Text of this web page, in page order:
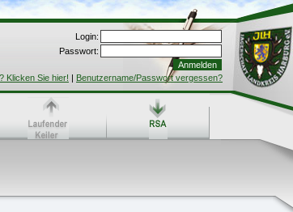
Login:
Passwort:
Klicken Sie hier! | Benutzername/Passwort vergessen?